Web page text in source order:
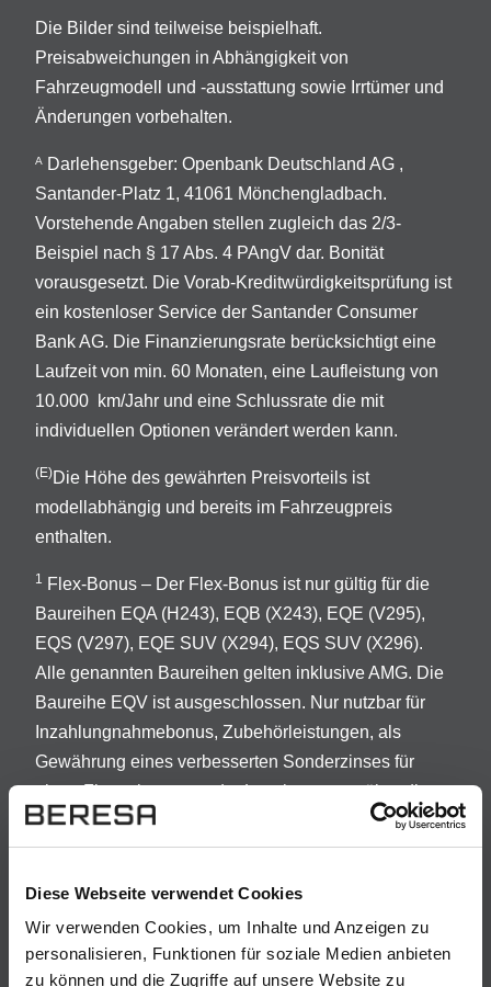
Diese Webseite verwendet Cookies
Wir verwenden Cookies, um Inhalte und Anzeigen zu
personalisieren, Funktionen für soziale Medien anbieten
zu können und die Zugriffe auf unsere Website zu
Die Bilder sind teilweise beispielhaft.
Preisabweichungen in Abhängigkeit von
Fahrzeugmodell und -ausstattung sowie Irrtümer und
Änderungen vorbehalten.
A
Darlehensgeber: Openbank Deutschland AG ,
Santander-Platz 1, 41061 Mönchengladbach.
Vorstehende Angaben stellen zugleich das 2/3-
Beispiel nach § 17 Abs. 4 PAngV dar. Bonität
vorausgesetzt. Die Vorab-Kreditwürdigkeitsprüfung ist
ein kostenloser Service der Santander Consumer
Bank AG. Die Finanzierungsrate berücksichtigt eine
Laufzeit von min. 60 Monaten, eine Laufleistung von
10.000 km/Jahr und eine Schlussrate die mit
individuellen Optionen verändert werden kann.
(E)Die Höhe des gewährten Preisvorteils ist
modellabhängig und bereits im Fahrzeugpreis
enthalten.
1 Flex-Bonus – Der Flex-Bonus ist nur gültig für die
Baureihen EQA (H243), EQB (X243), EQE (V295),
EQS (V297), EQE SUV (X294), EQS SUV (X296).
Alle genannten Baureihen gelten inklusive AMG. Die
Baureihe EQV ist ausgeschlossen. Nur nutzbar für
Inzahlungnahmebonus, Zubehörleistungen, als
Gewährung eines verbesserten Sonderzinses für
einen Finanzierungs- oder Leasingvertrag über die
Mercedes-Benz Mobility AG bzw. Mercedes-Benz
Leasing GmbH, Gewährung eines Guthabens für das
Bonus gilt für Kaufvertragsabschlüsse vom